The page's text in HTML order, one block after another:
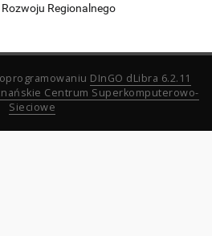
Regionalnego
DInGO dLibra 6.2.11
Centrum Superkomputerowo-
Sieciowe